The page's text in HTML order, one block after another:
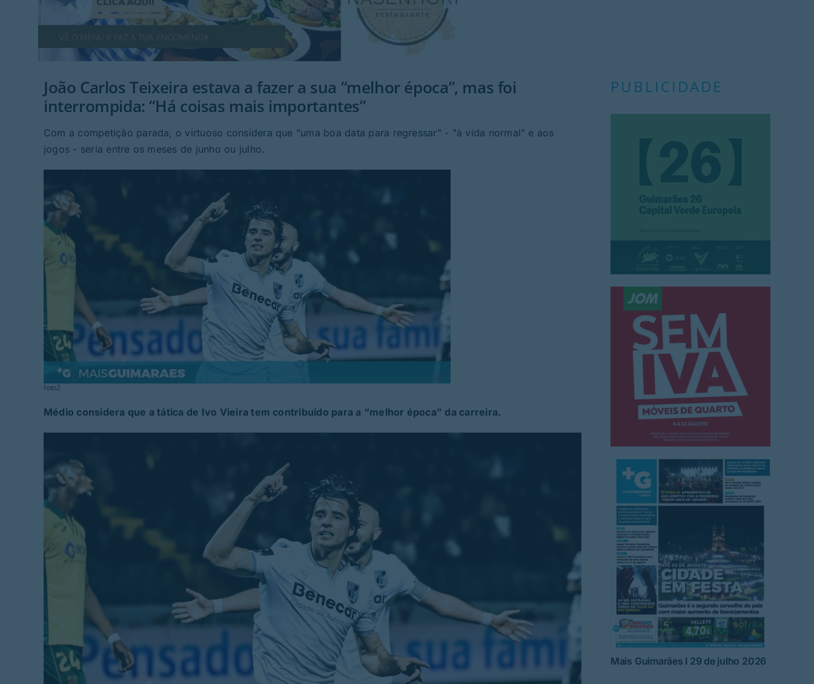
João Carlos Teixeira estava a fazer a sua “melhor época”, mas foi
interrompida: “Há coisas mais importantes”
Com a competição parada, o virtuoso considera que "uma boa data para regressar" - "à vida normal" e aos
jogos - seria entre os meses de junho ou julho.
foto2
Médio considera que a tática de Ivo Vieira tem contribuído para a “melhor época” da carreira.
PUBLICIDADE
Mais Guimarães I 29 de julho 2026